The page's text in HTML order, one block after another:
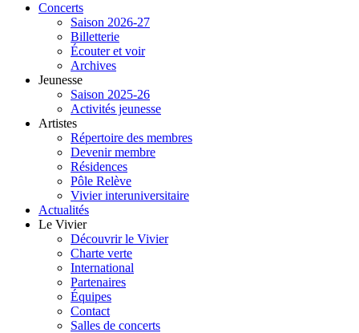
Concerts
Saison 2026-27
Billetterie
Écouter et voir
Archives
Jeunesse
Saison 2025-26
Activités jeunesse
Artistes
Répertoire des membres
Devenir membre
Résidences
Pôle Relève
Vivier interuniversitaire
Actualités
Le Vivier
Découvrir le Vivier
Charte verte
International
Partenaires
Équipes
Contact
Salles de concerts